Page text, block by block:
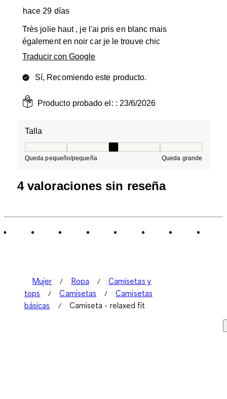
hace 29 días
Très jolie haut , je l'ai pris en blanc mais
également en noir car je le trouve chic
Traducir con Google
Sí, Recomiendo este producto.
Producto probado el: : 23/6/2026
Talla
Queda pequeño/pequeña Queda grande
4 valoraciones sin reseña
Mujer Ropa
Camisetas y
tops
Camisetas
Camisetas
básicas
Camiseta - relaxed fit